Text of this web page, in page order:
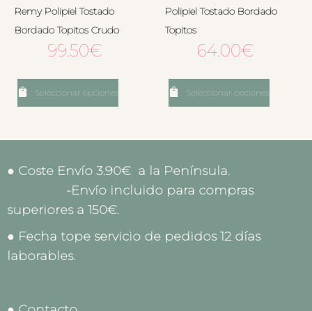
Remy Polipiel Tostado
Bordado Topitos Crudo
99.50€
Seleccionar opciones
Polipiel Tostado Bordado
Topitos
64.00€
Seleccionar opciones
● Coste Envío 3.90€ a la Península.
-Envío incluido para compras
superiores a 150€.
● Fecha tope servicio de pedidos 12 días
laborables.